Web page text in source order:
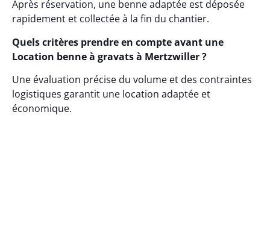
Après réservation, une benne adaptée est déposée
rapidement et collectée à la fin du chantier.
Quels critères prendre en compte avant une
Location benne à gravats à Mertzwiller ?
Une évaluation précise du volume et des contraintes
logistiques garantit une location adaptée et
économique.